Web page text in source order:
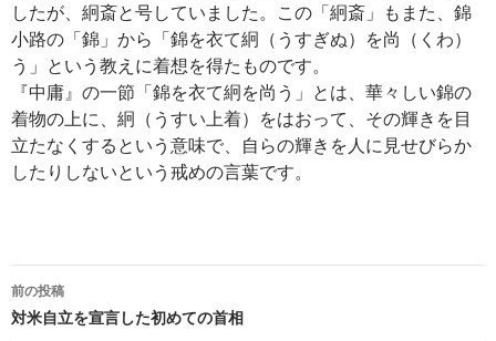
したが、絅斎と号していました。この「絅斎」もまた、錦
小路の「錦」から「錦を衣て絅（うすぎぬ）を尚（くわ）
う」という教えに着想を得たものです。
『中庸』の一節「錦を衣て絅を尚う」とは、華々しい錦の
着物の上に、絅（うすい上着）をはおって、その輝きを目
立たなくするという意味で、自らの輝きを人に見せびらか
したりしないという戒めの言葉です。
投
稿
前の投稿
対米自立を宣言した初めての首相